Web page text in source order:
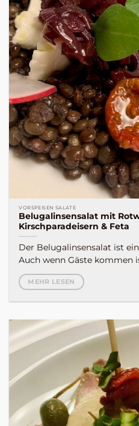
VORSPEISEN SALATE
Belugalinsensalat mit
Kirschparadeisern & Feta
Der Belugalinsensalat ist
Auch wenn Gäste kommen
MEHR LESEN